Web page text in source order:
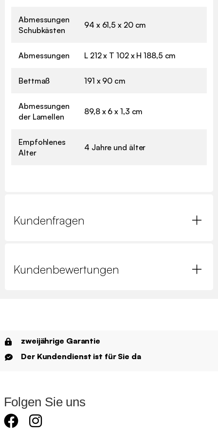
Abmessungen
Schubkästen
94 x 61,5 x 20 cm
Abmessungen L 212 x T 102 x H 188,5 cm
Bettmaß 191 x 90 cm
Abmessungen
der Lamellen
89,8 x 6 x 1,3 cm
Empfohlenes
Alter
4 Jahre und älter
Kundenfragen
Kundenbewertungen
zweijährige Garantie
Der Kundendienst ist für Sie da
Folgen Sie uns